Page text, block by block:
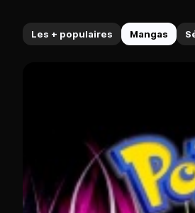
Les + populaires Mangas
4,99 € par mois.
Mangas et anime en streaming
One Piece
Dragon Ball Z
ou encore Demon Slayer.
Les amateurs d'anime d'action